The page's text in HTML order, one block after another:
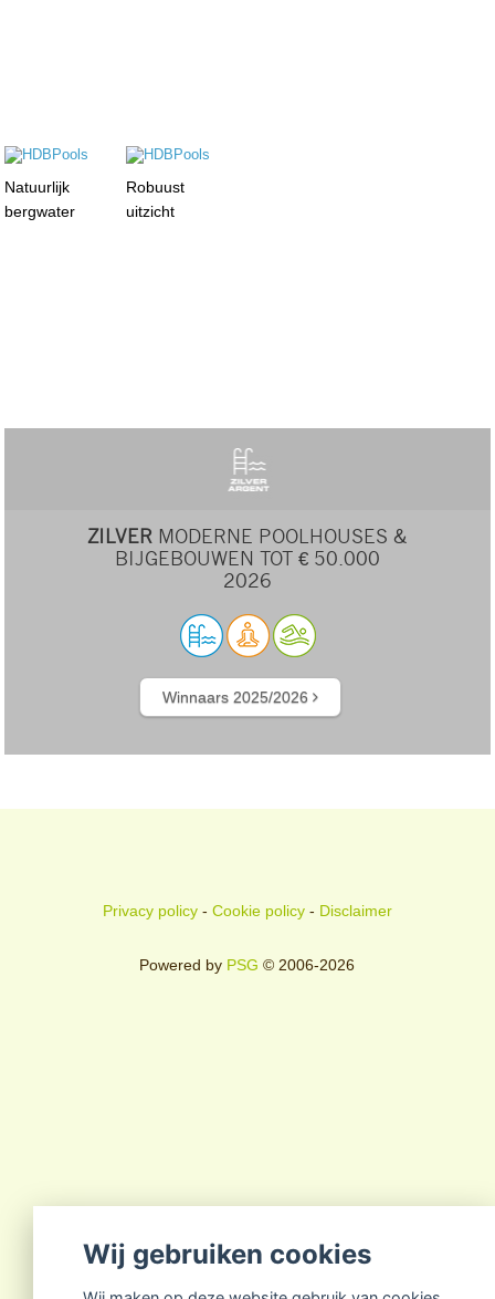
Natuurlijk
bergwater
Robuust
uitzicht
ZILVER MODERNE POOLHOUSES &
BIJGEBOUWEN TOT € 50.000
2026
Winnaars 2025/2026
Privacy policy- Cookie policy- Disclaimer
Powered by PSG © 2006-2026
Wij gebruiken cookies